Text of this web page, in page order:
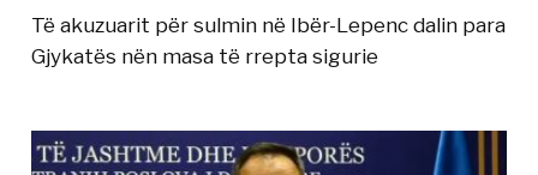
Të akuzuarit për sulmin në Ibër-Lepenc dalin para
Gjykatës nën masa të rrepta sigurie